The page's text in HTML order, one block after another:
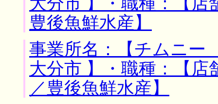
豊後魚鮮水産】
事業所名：【チムニ
大分市 】・職種：【店
／豊後魚鮮水産】